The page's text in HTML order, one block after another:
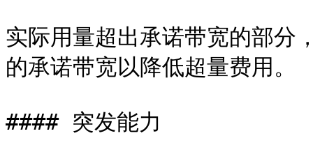
实际用量超出承诺带宽的部
的承诺带宽以降低超量费用。
#### 突发能力